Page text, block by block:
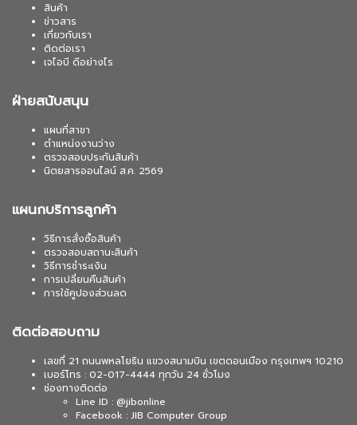
สินค้า
ข่าวสาร
เกี่ยวกับเรา
ติดต่อเรา
เจไอบี ดีอย่างไร
ฝ่ายสนับสนุน
แผนที่สาขา
ตำแหน่งงานว่าง
ตรวจสอบประกันสินค้า
นิตยสารออนไลน์ ส.ค. 2569
แผนกบริการลูกค้า
วิธีการสั่งซื้อสินค้า
ตรวจสอบสถานะสินค้า
วิธีการชำระเงิน
การเปลี่ยนคืนสินค้า
การใช้คูปองส่วนลด
ติดต่อสอบถาม
เลขที่ 21 ถนนพหลโยธิน แขวงสนามบิน เขตดอนเมือง กรุงเทพฯ 10210
เบอร์โทร : 02-017-4444 ทุกวัน 24 ชั่วโมง
ช่องทางติดต่อ
Line ID : @jibonline
Facebook : JIB Computer Group